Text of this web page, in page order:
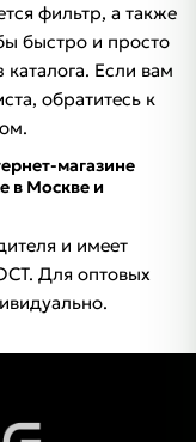
фильтр, а также
быстро и просто
Если вам
обратитесь к
магазине
в Москве и
и имеет
Для оптовых